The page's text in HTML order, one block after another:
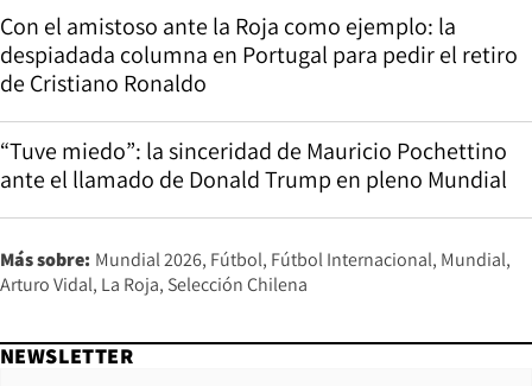
Con el amistoso ante la Roja como ejemplo: la
despiadada columna en Portugal para pedir el retiro
de Cristiano Ronaldo
“Tuve miedo”: la sinceridad de Mauricio Pochettino
ante el llamado de Donald Trump en pleno Mundial
Más sobre: Mundial 2026 Fútbol Fútbol Internacional Mundial
Arturo Vidal La Roja Selección Chilena
NEWSLETTER